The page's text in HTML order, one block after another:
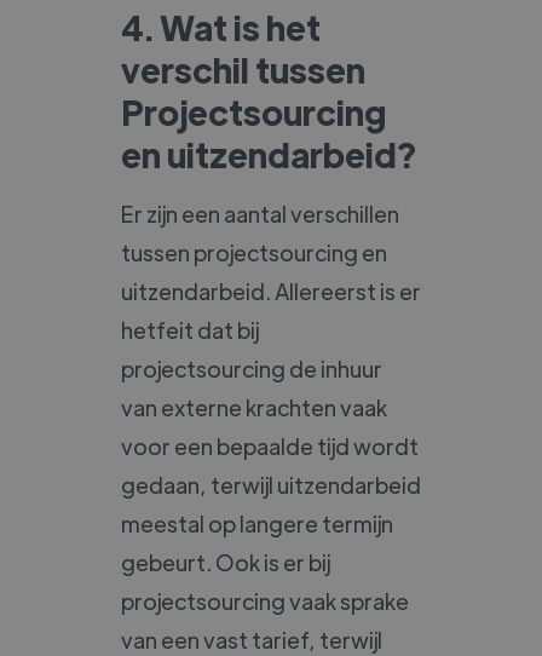
4. Wat is het
verschil tussen
Projectsourcing
en uitzendarbeid?
Er zijn een aantal verschillen
tussen projectsourcing en
uitzendarbeid. Allereerst is er
hetfeit dat bij
projectsourcing de inhuur
van externe krachten vaak
voor een bepaalde tijd wordt
gedaan, terwijl uitzendarbeid
meestal op langere termijn
gebeurt. Ook is er bij
projectsourcing vaak sprake
van een vast tarief, terwijl